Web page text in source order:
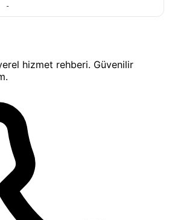
Değiştirmehizmetimizin
en yeni ve güvenilir kilit
Bu işlem sırasında,
ve estetik görünümüne uygun
hem güvenliğinizi hem de
karşılıyoruz.
hizmet rehberi. Güvenilir